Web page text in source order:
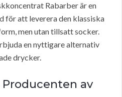
Rabarber är en
för att leverera den klassiska
men utan tillsatt socker.
en nyttigare alternativ
drycker.
av